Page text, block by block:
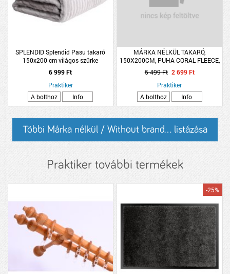
SPLENDID Splendid Pasu takaró
150x200 cm világos szürke
6 999 Ft
Praktiker
A bolthoz
Info
MÁRKA NÉLKÜL TAKARÓ,
150X200CM, PUHA CORAL FLEECE,
POLIÉSZTER, 5 SZÍN
5 499 Ft 2 699 Ft
Praktiker
A bolthoz
Info
Többi Márka nélkül / Without brand... listázása
Praktiker további termékek
-25%